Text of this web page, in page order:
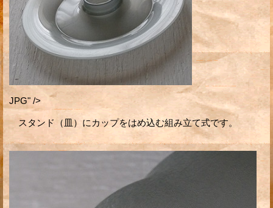
JPG" />
スタンド（皿）にカップをはめ込む組み立て式です。